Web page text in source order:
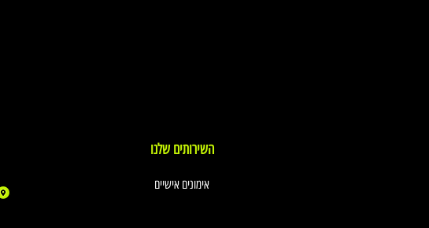
השירותים שלנו
אימונים אישיים